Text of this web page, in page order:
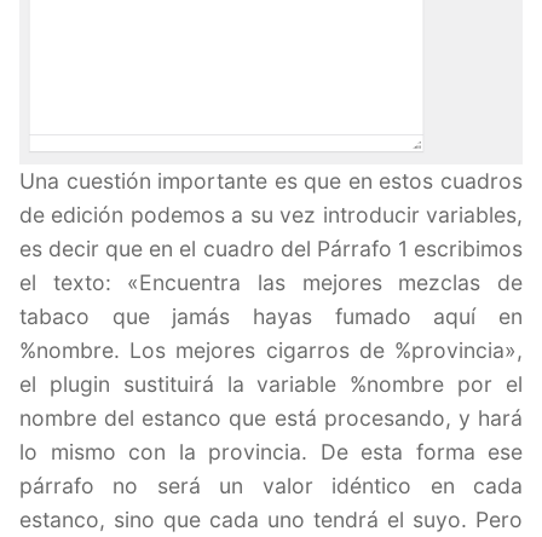
Una cuestión importante es que en estos cuadros
de edición podemos a su vez introducir variables,
es decir que en el cuadro del Párrafo 1 escribimos
el texto: «Encuentra las mejores mezclas de
tabaco que jamás hayas fumado aquí en
%nombre. Los mejores cigarros de %provincia»,
el plugin sustituirá la variable %nombre por el
nombre del estanco que está procesando, y hará
lo mismo con la provincia. De esta forma ese
párrafo no será un valor idéntico en cada
estanco, sino que cada uno tendrá el suyo. Pero